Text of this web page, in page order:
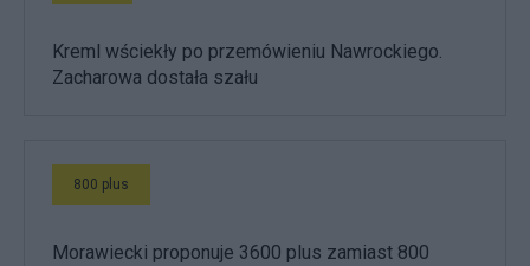
Kreml wściekły po przemówieniu Nawrockiego.
Zacharowa dostała szału
800 plus
Morawiecki proponuje 3600 plus zamiast 800